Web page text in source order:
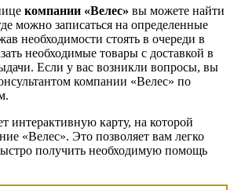
компании «Велес» вы можете найти
можно записаться на определенные
необходимости стоять в очереди в
необходимые товары с доставкой в
Если у вас возникли вопросы, вы
компании «Велес» по
интерактивную карту, на которой
«Велес». Это позволяет вам легко
получить необходимую помощь